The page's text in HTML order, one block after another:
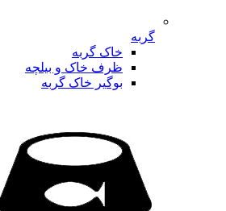
گربه
خاک گربه
ظرف خاک و بیلچه
بوگیر خاک گربه